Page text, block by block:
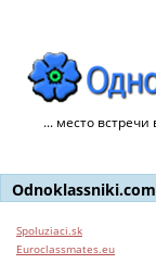
... место встречи
Odnoklassniki.com
Spoluziaci.sk
Euroclassmates.eu